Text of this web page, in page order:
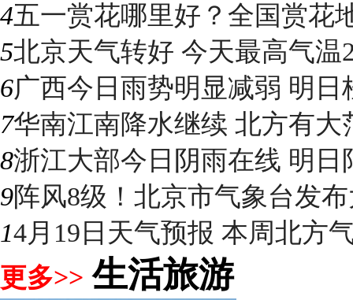
4五一赏花哪里好？全国赏花
5北京天气转好 今天最高气
6广西今日雨势明显减弱 明日
7华南江南降水继续 北方有大
8浙江大部今日阴雨在线 明日
9阵风8级！北京市气象台发
14月19日天气预报 本周北方
更多>> 生活旅游